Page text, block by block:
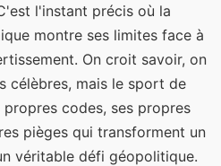
l'instant précis où la
montre ses limites face à
On croit savoir, on
célèbres, mais le sport de
codes, ses propres
pièges qui transforment un
véritable défi géopolitique.